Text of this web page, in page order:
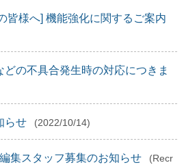
皆様へ] 機能強化に関するご案内
の不具合発生時の対応につきま
らせ (2022/10/14)
集スタッフ募集のお知らせ
(Recr